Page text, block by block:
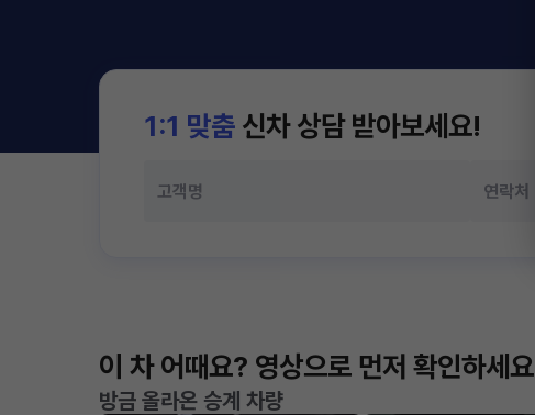
1:1 맞춤 신차 상담 받아보세요!
이 차 어때요? 영상으로 먼저 확인하세요
방금 올라온 승계 차량